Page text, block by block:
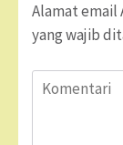
Alamat email
yang wajib
Komentari